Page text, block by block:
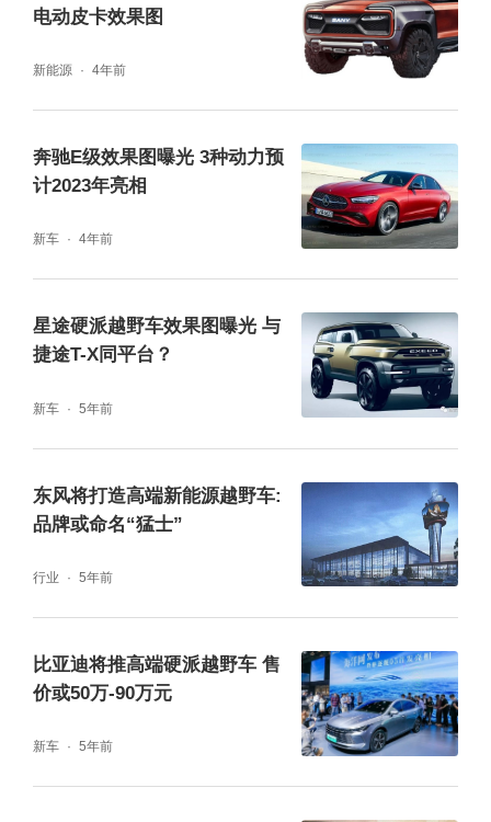
划、实施科技“跃迁”行动，进一步拉动东风品
牌向上的新事业主体。今年1月18日，东风高
端新能源越野车项目正式开工建设，项目占地
485亩，包括先进制造中心、越野基底、总部
办公及商业展示中心三大板块，总建筑面积9.6
万平方米，新建焊装车间、涂装车间、总装车
试跑道等配套设施，规划产能10万辆，拟于20
23年投产。值得注意的是，近年来硬派越野市
场正在逐步拓宽，除了我们知道的哈弗大狗、
的市场，而在高端硬派越野层面，比亚迪也开
始有所行动，伴随着全新的品牌推出，旗下的
高端越野车型也将浮出水面，而东风M事业部
以上的市场份额。
电动皮卡效果图
新能源 4年前
奔驰E级效果图曝光 3种动力预
计2023年亮相
新车 4年前
星途硬派越野车效果图曝光 与
捷途T-X同平台？
新车 5年前
东风将打造高端新能源越野车:
品牌或命名“猛士”
行业 5年前
比亚迪将推高端硬派越野车 售
价或50万-90万元
新车 5年前